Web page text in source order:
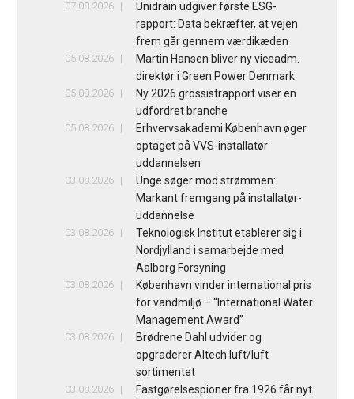
07.08.2026
Unidrain udgiver første ESG-
rapport: Data bekræfter, at vejen
frem går gennem værdikæden
05.08.2026
Martin Hansen bliver ny viceadm.
direktør i Green Power Denmark
05.08.2026
Ny 2026 grossistrapport viser en
udfordret branche
05.08.2026
Erhvervsakademi København øger
optaget på VVS-installatør
uddannelsen
03.08.2026
Unge søger mod strømmen:
Markant fremgang på installatør-
uddannelse
03.08.2026
Teknologisk Institut etablerer sig i
Nordjylland i samarbejde med
Aalborg Forsyning
03.08.2026
København vinder international pris
for vandmiljø – “International Water
Management Award”
03.08.2026
Brødrene Dahl udvider og
opgraderer Altech luft/luft
sortimentet
03.08.2026
Fastgørelsespioner fra 1926 får nyt